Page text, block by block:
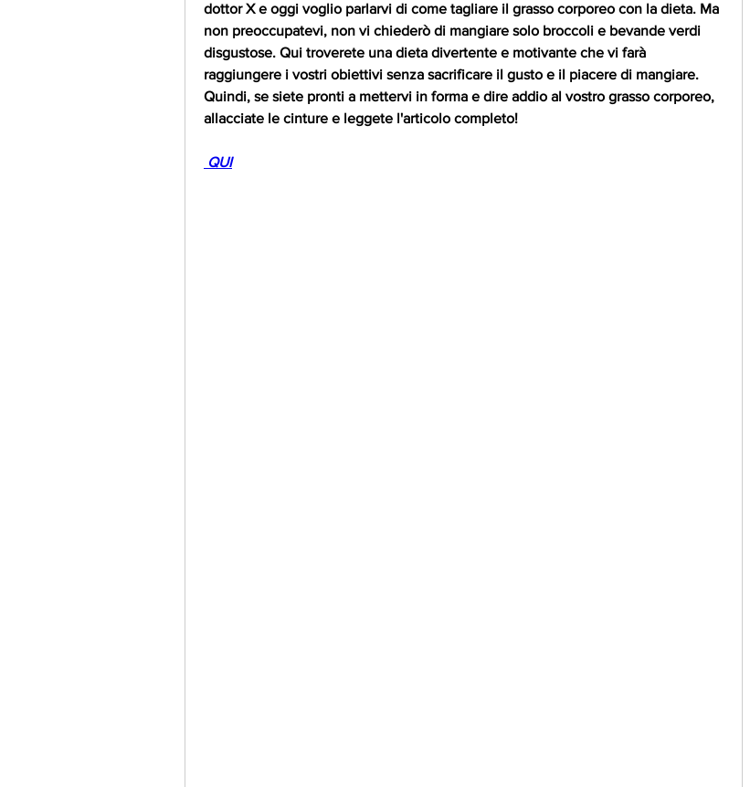
dottor X e oggi voglio parlarvi di come tagliare il grasso corporeo con la dieta. Ma
non preoccupatevi, non vi chiederò di mangiare solo broccoli e bevande verdi
disgustose. Qui troverete una dieta divertente e motivante che vi farà
raggiungere i vostri obiettivi senza sacrificare il gusto e il piacere di mangiare.
Quindi, se siete pronti a mettervi in forma e dire addio al vostro grasso corporeo,
allacciate le cinture e leggete l'articolo completo!
QUI